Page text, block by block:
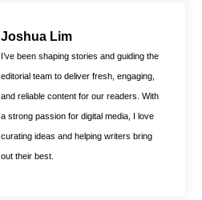
Joshua Lim
I’ve been shaping stories and guiding the
editorial team to deliver fresh, engaging,
and reliable content for our readers. With
a strong passion for digital media, I love
curating ideas and helping writers bring
out their best.